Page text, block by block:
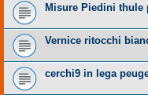
Misure Piedini thule
Vernice ritocchi
cerchi9 in lega